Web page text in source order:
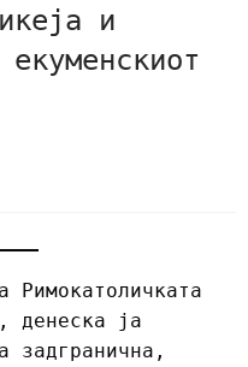
и
Римокатоличката
денеска ја
задгранична,